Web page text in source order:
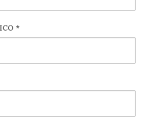
*